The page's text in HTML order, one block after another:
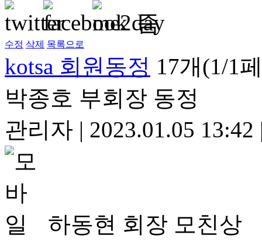
수정 삭제 목록으로
kotsa 회원동정 17개(1/1
박종호 부회장 동정
관리자 | 2023.01.05 13:42
하동현 회장 모친상